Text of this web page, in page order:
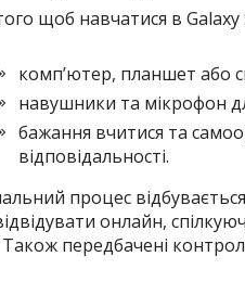
щоб навчатися в
комп’ютер, планшет або
навушники та мікрофон
бажання вчитися та
відповідальності.
процес
онлайн,
Також передбачені